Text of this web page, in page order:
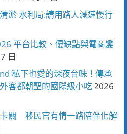
淤 水利局:請用路人減速慢行
平台比較、優缺點與電商變
日
私下也愛的深夜台味！傳承
客都朝聖的國際級小吃 2026
關 移民官有情一路陪伴化解